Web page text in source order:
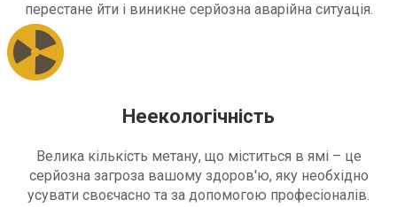
перестане йти і виникне серйозна аварійна ситуація.
Неекологічність
Велика кількість метану, що міститься в ямі – це
серйозна загроза вашому здоров'ю, яку необхідно
усувати своєчасно та за допомогою професіоналів.